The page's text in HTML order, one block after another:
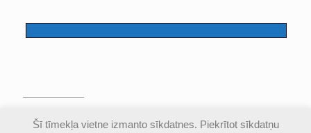
© Valmieras Gaujas krasta vidusskola | Visas
Šī tīmekļa vietne izmanto sīkdatnes. Piekrītot sīkdatņu